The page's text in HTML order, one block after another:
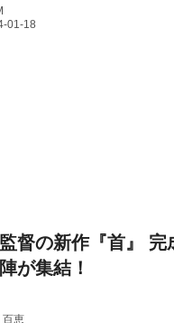
督の新作『首』
が集結！
百恵